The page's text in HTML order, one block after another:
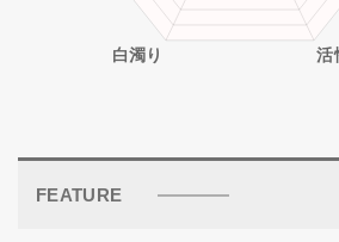
FEATURE